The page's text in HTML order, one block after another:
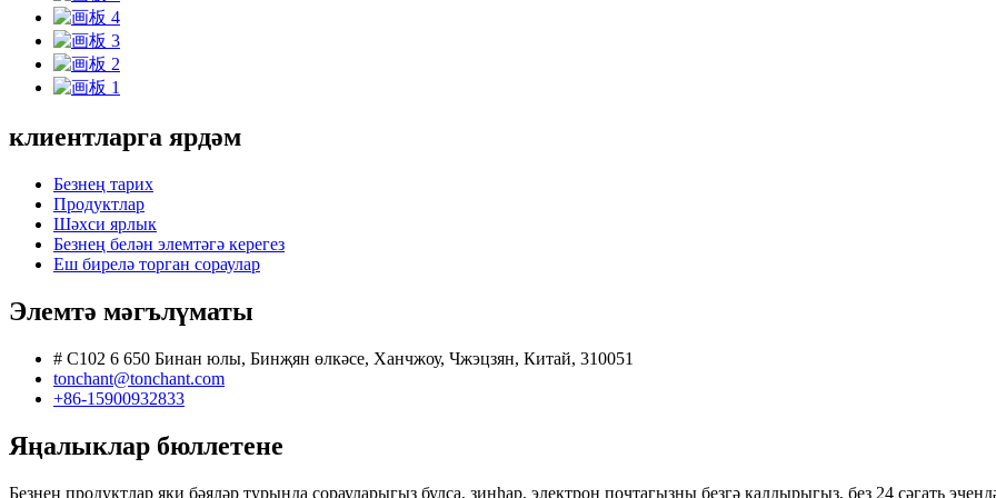
клиентларга ярдәм
Безнең тарих
Продуктлар
Шәхси ярлык
Безнең белән элемтәгә керегез
Еш бирелә торган сораулар
Элемтә мәгълүматы
# C102 6 650 Бинан юлы, Бинҗян өлкәсе, Ханчжоу, Чжэцзян, Китай, 310051
tonchant@tonchant.com
+86-15900932833
Яңалыклар бюллетене
Безнең продуктлар яки бәяләр турында сорауларыгыз булса, зинһар, электрон почтагызны безгә калдырыгыз, без 24 сәгать